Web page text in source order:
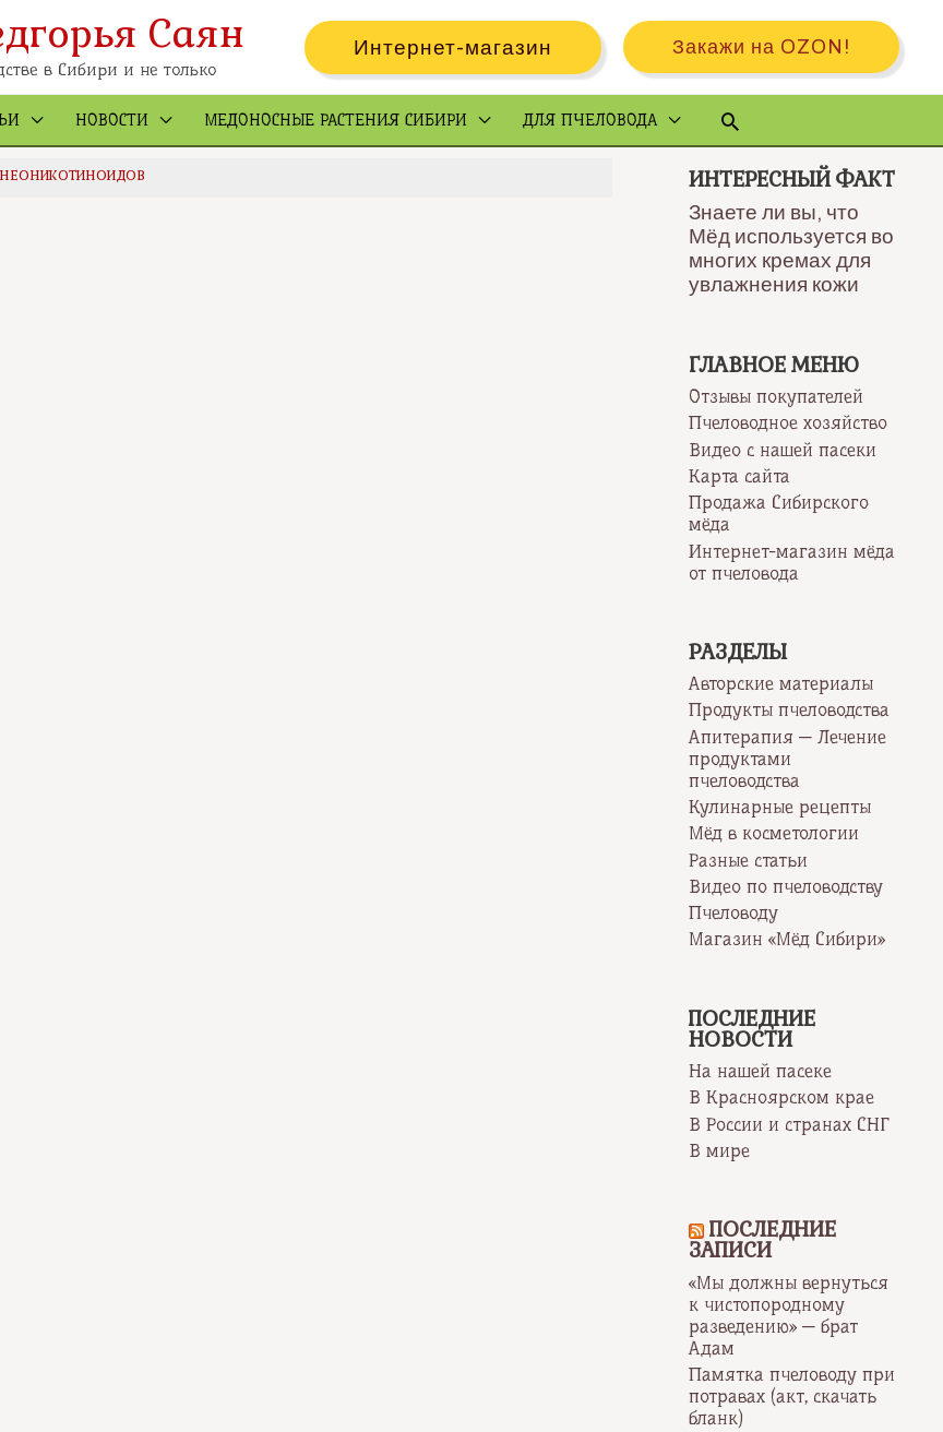
Саян
в Сибири и не только
Интернет-магазин Закажи на OZON!
НОВОСТИ МЕДОНОСНЫЕ РАСТЕНИЯ СИБИРИ ДЛЯ ПЧЕЛОВОДА Поиск
НЕОНИКОТИНОИДОВ ИНТЕРЕСНЫЙ ФАКТ
Знаете ли вы, что
Мёд используется во
многих кремах для
увлажнения кожи
ГЛАВНОЕ МЕНЮ
Отзывы покупателей
Пчеловодное хозяйство
Видео с нашей пасеки
Карта сайта
Продажа Сибирского
мёда
Интернет-магазин мёда
от пчеловода
РАЗДЕЛЫ
Авторские материалы
Продукты пчеловодства
Апитерапия — Лечение
продуктами
пчеловодства
Кулинарные рецепты
Мёд в косметологии
Разные статьи
Видео по пчеловодству
Пчеловоду
Магазин «Мёд Сибири»
ПОСЛЕДНИЕ
НОВОСТИ
На нашей пасеке
В Красноярском крае
В России и странах СНГ
В мире
ПОСЛЕДНИЕ
ЗАПИСИ
«Мы должны вернуться
к чистопородному
разведению» — брат
Адам
Памятка пчеловоду при
потравах (акт, скачать
бланк)